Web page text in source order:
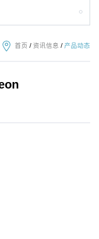
首页 / 资讯信息 / 产品动态